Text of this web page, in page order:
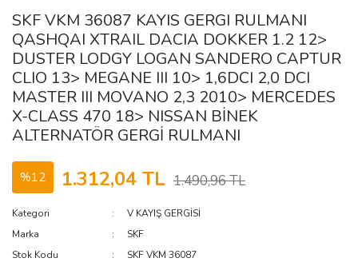
SKF VKM 36087 KAYIS GERGI RULMANI
QASHQAI XTRAIL DACIA DOKKER 1.2 12>
DUSTER LODGY LOGAN SANDERO CAPTUR
CLIO 13> MEGANE III 10> 1,6DCI 2,0 DCI
MASTER III MOVANO 2,3 2010> MERCEDES
X-CLASS 470 18> NISSAN BİNEK
ALTERNATÖR GERGİ RULMANI
%12 1.312,04 TL 1.490,96 TL
Kategori
V KAYIŞ GERGİSİ
Marka
SKF
Stok Kodu
SKF VKM 36087